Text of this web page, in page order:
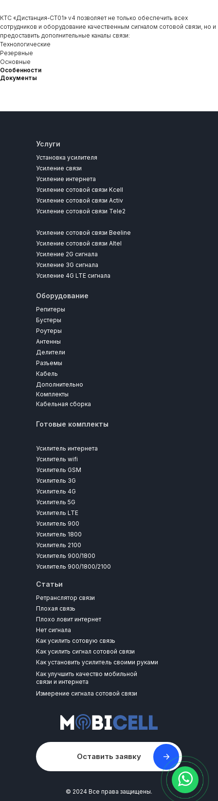
КТС «Дистанция-СТ01» v4 позволяет не только обеспечить всех
сотрудников и оборудование качественным сигналом сотовой связи, но и
предоставить дополнительные каналы связи:
Технологические
Резервные
Основные
Особенности
Документы
Услуги
Готовые комплекты
Оборудование
© 2024 Все права защищены.
Установка усилителя
Репитеры
Статьи
Ретранслятор связи
Оставить заявку
Бустеры
Роутеры
Антенны
Делители
Разъемы
Кабель
Дополнительно
Усилитель интернета
Усилитель wifi
Усилитель GSM
Усилитель 3G
Усилитель 4G
Усилитель 5G
Усилитель LTE
Усилитель 900
Усилитель 1800
Усилитель 2100
Усилитель 900/1800
Усилитель 900/1800/2100
Плохая связь
Плохо ловит интернет
Нет сигнала
Как усилить сотовую связь
Как усилить сигнал сотовой связи
Как установить усилитель своими руками
Как улучшить качество мобильной
связи и интернета
Измерение сигнала сотовой связи
Усиление связи
Усиление интернета
Усиление сотовой связи Kcell
Усиление сотовой связи Activ
Усиление сотовой связи Tele2
Усиление сотовой связи Beeline
Усиление сотовой связи Altel
Усиление 2G сигнала
Усиление 3G сигнала
Усиление 4G LTE сигнала
Кабельная сборка
Комплекты